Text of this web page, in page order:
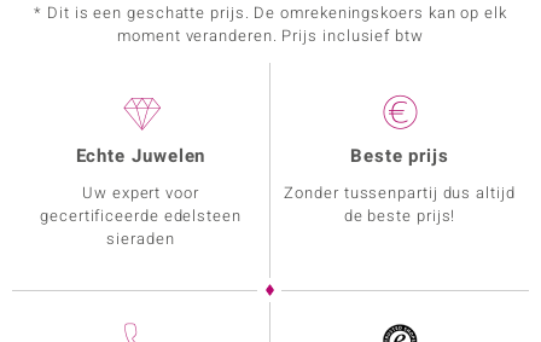
* Dit is een geschatte prijs. De omrekeningskoers kan op elk
moment veranderen. Prijs inclusief btw
Echte Juwelen
Uw expert voor
gecertificeerde edelsteen
sieraden
Beste prijs
Zonder tussenpartij dus altijd
de beste prijs!